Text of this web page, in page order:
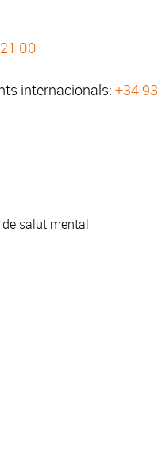
00
internacionals: +34
salut mental